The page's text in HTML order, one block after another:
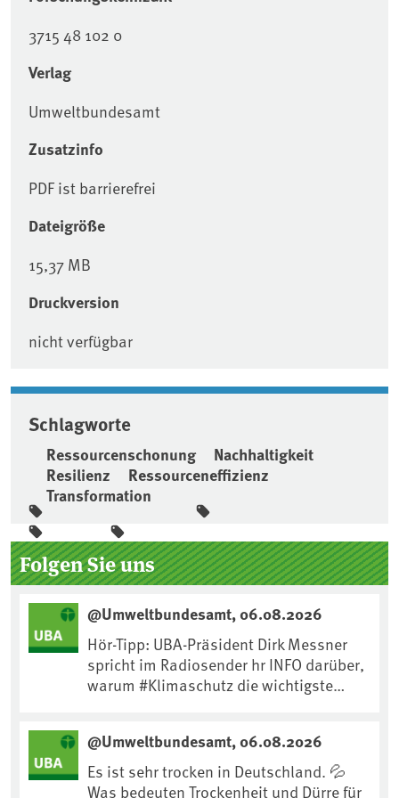
3715 48 102 0
Verlag
Umweltbundesamt
Zusatzinfo
PDF ist barrierefrei
Dateigröße
15,37 MB
Druckversion
nicht verfügbar
Schlagworte
Ressourcenschonung
Nachhaltigkeit
Resilienz
Ressourceneffizienz
Transformation
Seitenleiste
Folgen Sie uns
@Umweltbundesamt, 06.08.2026
Hör-Tipp: UBA-Präsident Dirk Messner
spricht im Radiosender hr INFO darüber,
warum #Klimaschutz die wichtigste
https://www.ardsounds.de/episode/urn
:ard:episode:0e7cf1c4b819c26d/
@Umweltbundesamt, 06.08.2026
Es ist sehr trocken in Deutschland. 💦
Was bedeuten Trockenheit und Dürre für